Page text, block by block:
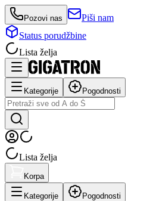
Pozovi nas
Piši nam
Status porudžbine
Lista želja
Kategorije Pogodnosti
Lista želja
Korpa
Kategorije Pogodnosti